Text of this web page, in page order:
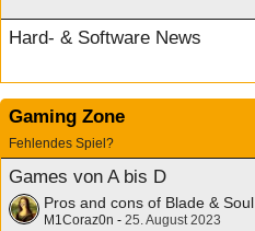
Hard- & Software News
Gaming Zone
Fehlendes Spiel?
Games von A bis D
Pros and cons of Blade & Soul
M1Coraz0n - 25. August 2023